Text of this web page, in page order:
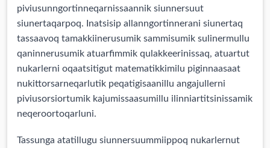
piviusunngortinneqarnissaannik siunnersuut
siunertaqarpoq. Inatsisip allanngortinnerani siunertaq
tassaavoq tamakkiinerusumik sammisumik sulinermullu
qaninnerusumik atuarfimmik qulakkeerinissaq, atuartut
nukarlerni oqaatsitigut matematikkimilu piginnaasaat
nukittorsarneqarlutik peqatigisaanillu angajullerni
piviusorsiortumik kajumissaasumillu ilinniartitsinissamik
neqeroortoqarluni.
Tassunga atatillugu siunnersuummiippoq nukarlernut